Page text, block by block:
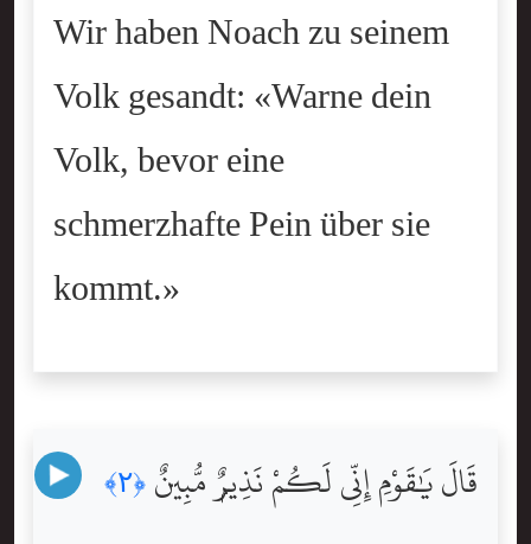
Wir haben Noach zu seinem
Volk gesandt: «Warne dein
Volk, bevor eine
schmerzhafte Pein über sie
kommt.»
قَالَ يَٰقَوْمِ إِنِّى لَكُمْ نَذِيرٌۭ مُّبِينٌ ﴿٢﴾